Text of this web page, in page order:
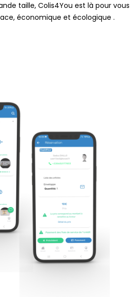
taille, Colis4You est là pour vous
économique et écologique .